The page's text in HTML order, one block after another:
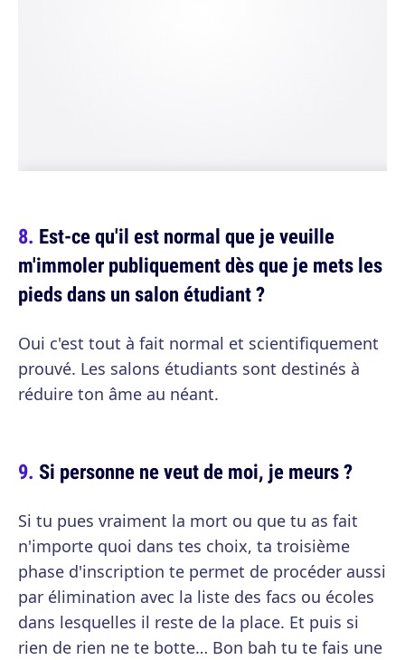
Est-ce qu'il est normal que je veuille
m'immoler publiquement dès que je mets les
pieds dans un salon étudiant ?
Oui c'est tout à fait normal et scientifiquement
prouvé. Les salons étudiants sont destinés à
réduire ton âme au néant.
Si personne ne veut de moi, je meurs ?
Si tu pues vraiment la mort ou que tu as fait
n'importe quoi dans tes choix, ta troisième
phase d'inscription te permet de procéder aussi
par élimination avec la liste des facs ou écoles
dans lesquelles il reste de la place. Et puis si
rien de rien ne te botte… Bon bah tu te fais une